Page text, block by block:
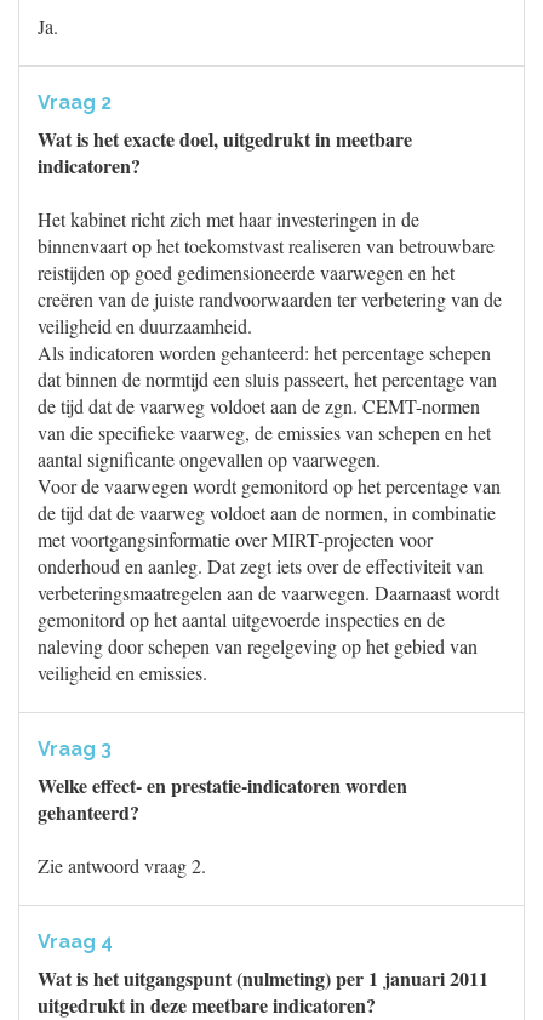
Ja.
Vraag 2
Wat is het exacte doel, uitgedrukt in meetbare
indicatoren?
Het kabinet richt zich met haar investeringen in de
binnenvaart op het toekomstvast realiseren van betrouwbare
reistijden op goed gedimensioneerde vaarwegen en het
creëren van de juiste randvoorwaarden ter verbetering van de
veiligheid en duurzaamheid.
Als indicatoren worden gehanteerd: het percentage schepen
dat binnen de normtijd een sluis passeert, het percentage van
de tijd dat de vaarweg voldoet aan de zgn. CEMT-normen
van die specifieke vaarweg, de emissies van schepen en het
aantal significante ongevallen op vaarwegen.
Voor de vaarwegen wordt gemonitord op het percentage van
de tijd dat de vaarweg voldoet aan de normen, in combinatie
met voortgangsinformatie over MIRT-projecten voor
onderhoud en aanleg. Dat zegt iets over de effectiviteit van
verbeteringsmaatregelen aan de vaarwegen. Daarnaast wordt
gemonitord op het aantal uitgevoerde inspecties en de
naleving door schepen van regelgeving op het gebied van
veiligheid en emissies.
Vraag 3
Welke effect- en prestatie-indicatoren worden
gehanteerd?
Zie antwoord vraag 2.
Vraag 4
Wat is het uitgangspunt (nulmeting) per 1 januari 2011
uitgedrukt in deze meetbare indicatoren?